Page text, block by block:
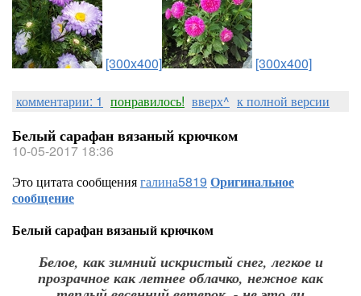
[300x400] [300x400]
комментарии: 1 понравилось! вверх^ к полной версии
Белый сарафан вязаный крючком
10-05-2017 18:36
Это цитата сообщениягалина5819 Оригинальное
сообщение
Белый сарафан вязаный крючком
Белое, как зимний искристый снег, легкое и
прозрачное как летнее облачко, нежное как